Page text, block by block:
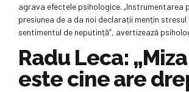
agrava efectele psihologice. „Instrumentarea
presiunea de a da noi declarații mențin
sentimentul de neputință”, avertizează
Radu Leca:
este cine are